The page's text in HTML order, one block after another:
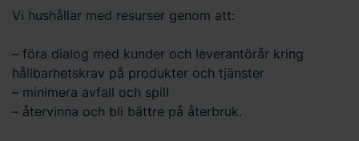
Vi hushållar med resurser genom att:
– föra dialog med kunder och leverantörår kring
hållbarhetskrav på produkter och tjänster
– minimera avfall och spill
– återvinna och bli bättre på återbruk.